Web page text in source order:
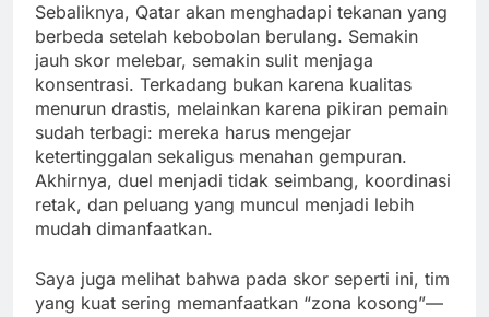
Sebaliknya, Qatar akan menghadapi tekanan yang
berbeda setelah kebobolan berulang. Semakin
jauh skor melebar, semakin sulit menjaga
konsentrasi. Terkadang bukan karena kualitas
menurun drastis, melainkan karena pikiran pemain
sudah terbagi: mereka harus mengejar
ketertinggalan sekaligus menahan gempuran.
Akhirnya, duel menjadi tidak seimbang, koordinasi
retak, dan peluang yang muncul menjadi lebih
mudah dimanfaatkan.
Saya juga melihat bahwa pada skor seperti ini, tim
yang kuat sering memanfaatkan “zona kosong”—